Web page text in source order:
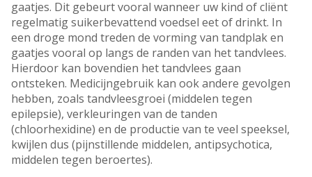
gaatjes. Dit gebeurt vooral wanneer uw kind of cliënt
regelmatig suikerbevattend voedsel eet of drinkt. In
een droge mond treden de vorming van tandplak en
gaatjes vooral op langs de randen van het tandvlees.
Hierdoor kan bovendien het tandvlees gaan
ontsteken. Medicijngebruik kan ook andere gevolgen
hebben, zoals tandvleesgroei (middelen tegen
epilepsie), verkleuringen van de tanden
(chloorhexidine) en de productie van te veel speeksel,
kwijlen dus (pijnstillende middelen, antipsychotica,
middelen tegen beroertes).